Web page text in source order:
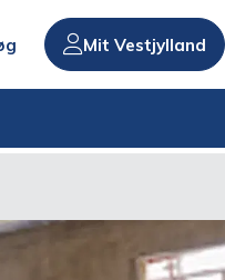
Mit Vestjylland